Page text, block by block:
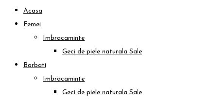
Acasa
Femei
Imbracaminte
Geci de piele naturala Sale
Barbati
Imbracaminte
Geci de piele naturala Sale